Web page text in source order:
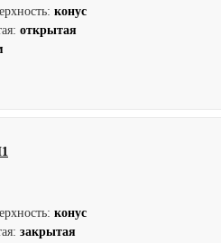
конус
открытая
конус
закрытая